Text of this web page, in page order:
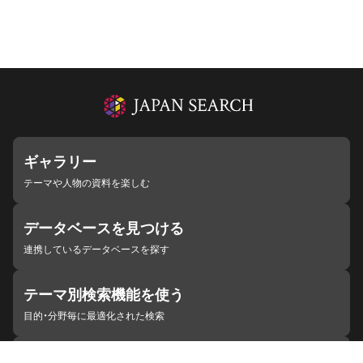
ギャラリー
テーマや人物の資料を楽しむ
データベースを見つける
連携しているデータベースを探す
テーマ別検索機能を使う
目的・分野毎に最適化された検索